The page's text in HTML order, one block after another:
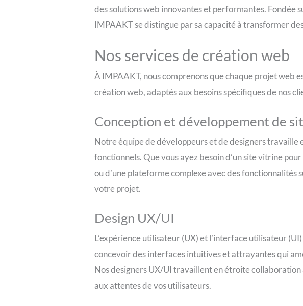
des solutions web innovantes et performantes. Fondée
IMPAAKT se distingue par sa capacité à transformer
Nos services de création web
À IMPAAKT, nous comprenons que chaque projet web
création web, adaptés aux besoins spécifiques de nos
Conception et développement de
Notre équipe de développeurs et de designers
fonctionnels. Que vous ayez besoin d’un site vitrine
ou d’une plateforme complexe avec des
votre projet.
Design UX/UI
L’expérience utilisateur (UX) et l’interface utilisateur
concevoir des interfaces intuitives et attrayantes qui
Nos designers UX/UI travaillent en étroite
aux attentes de vos utilisateurs.